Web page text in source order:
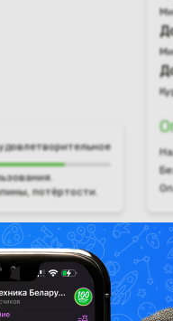
потёртости.